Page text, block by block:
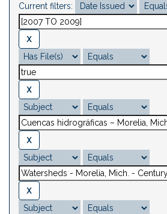
Current filters: